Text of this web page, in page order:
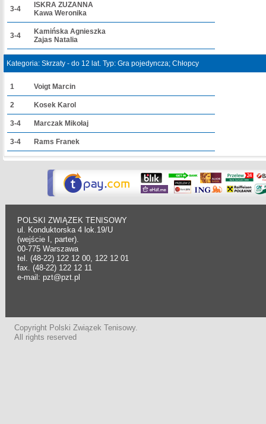
3-4
ISKRA ZUZANNA
Kawa Weronika
3-4
Kamińska Agnieszka
Zajas Natalia
Kategoria: Skrzaty - do 12 lat. Typ: Gra pojedyncza; Chłopcy
1 Voigt Marcin
2 Kosek Karol
3-4 Marczak Mikołaj
3-4 Rams Franek
POLSKI ZWIĄZEK TENISOWY
ul. Konduktorska 4 lok.19/U
(wejście I, parter).
00-775 Warszawa
tel. (48-22) 122 12 00, 122 12 01
fax. (48-22) 122 12 11
e-mail: pzt@pzt.pl
Copyright Polski Związek Tenisowy.
All rights reserved